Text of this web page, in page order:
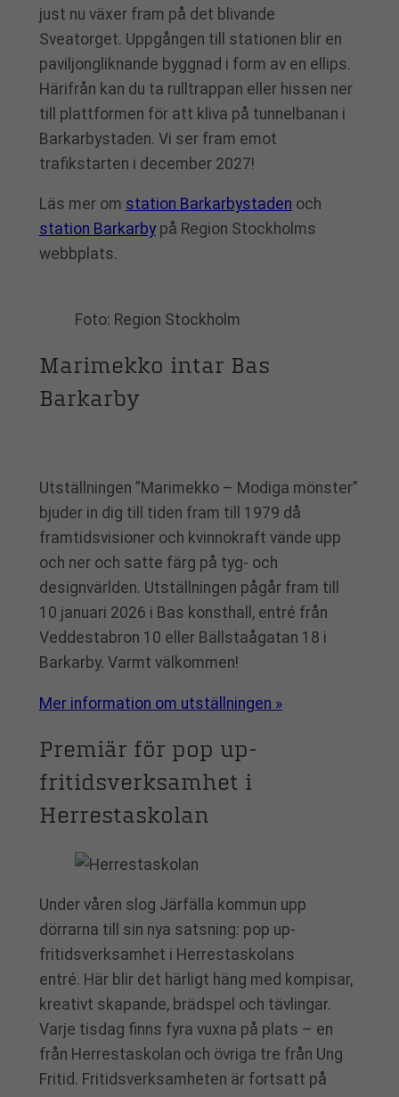
just nu växer fram på det blivande
Sveatorget. Uppgången till stationen blir en
paviljongliknande byggnad i form av en ellips.
Härifrån kan du ta rulltrappan eller hissen ner
till plattformen för att kliva på tunnelbanan i
Barkarbystaden. Vi ser fram emot
trafikstarten i december 2027!
Läs mer om station Barkarbystaden och
station Barkarbypå Region Stockholms
webbplats.
Foto: Region Stockholm
Marimekko intar Bas
Barkarby
Utställningen ”Marimekko – Modiga mönster”
bjuder in dig till tiden fram till 1979 då
framtidsvisioner och kvinnokraft vände upp
och ner och satte färg på tyg- och
designvärlden. Utställningen pågår fram till
10 januari 2026 i Bas konsthall, entré från
Veddestabron 10 eller Bällstaågatan 18 i
Barkarby. Varmt välkommen!
Mer information om utställningen »
Premiär för pop up-
fritidsverksamhet i
Herrestaskolan
Under våren slog Järfälla kommun upp
dörrarna till sin nya satsning: pop up-
fritidsverksamhet i Herrestaskolans
entré. Här blir det härligt häng med kompisar,
kreativt skapande, brädspel och tävlingar.
Varje tisdag finns fyra vuxna på plats – en
från Herrestaskolan och övriga tre från Ung
Fritid. Fritidsverksamheten är fortsatt på